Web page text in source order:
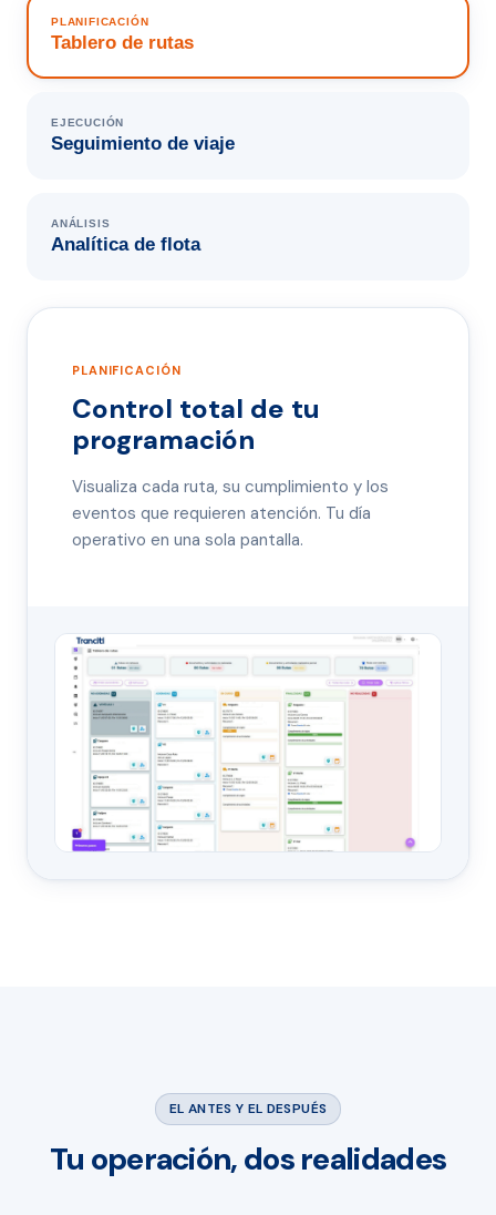
PLANIFICACIÓN
Tablero de rutas
EJECUCIÓN
Seguimiento de viaje
ANÁLISIS
Analítica de flota
PLANIFICACIÓN
Control total de tu
programación
Visualiza cada ruta, su cumplimiento y los
eventos que requieren atención. Tu día
operativo en una sola pantalla.
EL ANTES Y EL DESPUÉS
Tu operación, dos realidades